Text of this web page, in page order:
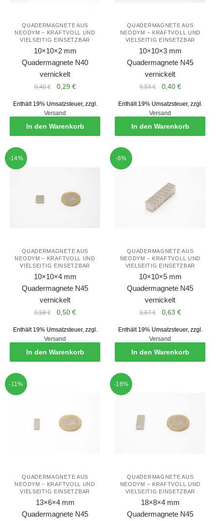
QUADERMAGNETE AUS
NEODYM – KRAFTVOLL UND
VIELSEITIG EINSETZBAR
10×10×2 mm
Quadermagnete N40
vernickelt
0,40€
Ursprünglicher
war:
0,40 €
0,29 €Aktueller
ist:
0,29 €.
Enthält 19% Umsatzsteuer, zzgl.
Versand
In den Warenkorb
QUADERMAGNETE AUS
NEODYM – KRAFTVOLL UND
VIELSEITIG EINSETZBAR
10×10×3 mm
Quadermagnete N45
vernickelt
0,53€
Ursprünglicher
war:
0,53 €
0,40 €Aktueller
ist:
0,40 €.
Enthält 19% Umsatzsteuer, zzgl.
Versand
In den Warenkorb
-14%
QUADERMAGNETE AUS
NEODYM – KRAFTVOLL UND
VIELSEITIG EINSETZBAR
10×10×4 mm
Quadermagnete N45
vernickelt
0,58€
Ursprünglicher
war:
0,58 €
0,50 €Aktueller
ist:
0,50 €.
Enthält 19% Umsatzsteuer, zzgl.
Versand
In den Warenkorb
-6%
QUADERMAGNETE AUS
NEODYM – KRAFTVOLL UND
VIELSEITIG EINSETZBAR
10×10×5 mm
Quadermagnete N45
vernickelt
0,67€
Ursprünglicher
war:
0,67 €
0,63 €Aktueller
ist:
0,63 €.
Enthält 19% Umsatzsteuer, zzgl.
Versand
In den Warenkorb
-11%
QUADERMAGNETE AUS
NEODYM – KRAFTVOLL UND
VIELSEITIG EINSETZBAR
13×6×4 mm
Quadermagnete N45
-16%
QUADERMAGNETE AUS
NEODYM – KRAFTVOLL UND
VIELSEITIG EINSETZBAR
18×8×4 mm
Quadermagnete N45